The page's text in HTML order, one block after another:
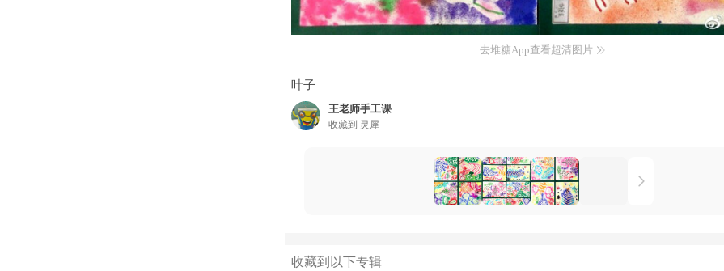
去堆糖App查看超清图片
叶子
王老师手工课
收藏到 灵犀
收藏到以下专辑